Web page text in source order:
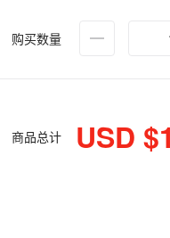
购买数量
商品总计 USD